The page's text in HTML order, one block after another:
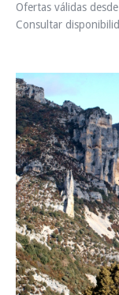
Ofertas válidas
Consultar